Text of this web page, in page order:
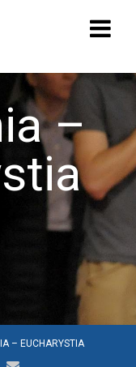
–
– EUCHARYSTIA